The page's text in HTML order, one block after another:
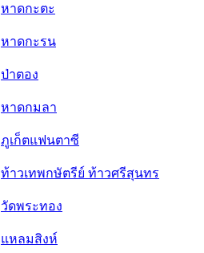
หาดกะตะ
หาดกะรน
ป่าตอง
หาดกมลา
ภูเก็ตแฟนตาซี
ท้าวเทพกษัตรีย์ ท้าวศรีสุนทร
วัดพระทอง
แหลมสิงห์